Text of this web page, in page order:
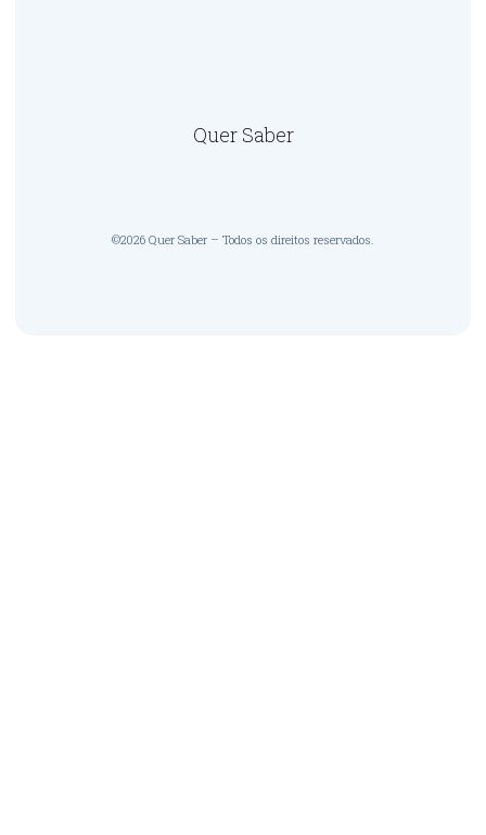
Quer Saber
©2026 Quer Saber – Todos os direitos reservados.